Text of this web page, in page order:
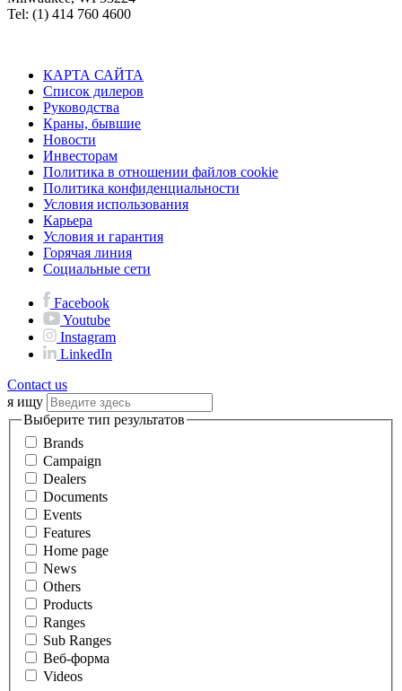
Tel: (1) 414 760 4600
КАРТА САЙТА
Список дилеров
Руководства
Краны, бывшие
Новости
Инвесторам
Политика в отношении файлов cookie
Политика конфиденциальности
Условия использования
Карьера
Условия и гарантия
Горячая линия
Социальные сети
Facebook
Youtube
Instagram
LinkedIn
Contact us
я ищу
Выберите тип результатов
Brands
Campaign
Dealers
Documents
Events
Features
Home page
News
Others
Products
Ranges
Sub Ranges
Веб-форма
Videos